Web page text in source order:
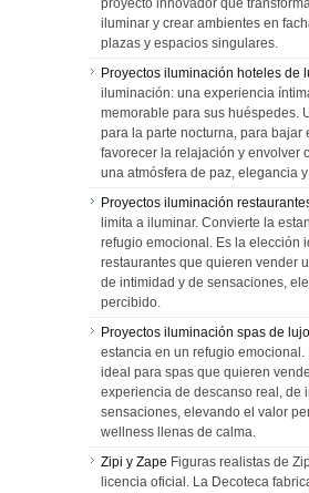
proyecto innovador que
iluminar y crear ambientes en
plazas y espacios singulares.
Proyectos iluminación hoteles de
iluminación: una experiencia
memorable para sus huéspedes.
para la parte nocturna, para bajar
favorecer la relajación y envolver
una atmósfera de paz, elegancia
Proyectos iluminación
limita a iluminar. Convierte la
refugio emocional. Es la elección
restaurantes que quieren vender
de intimidad y de sensaciones,
percibido.
Proyectos iluminación spas de lujo
estancia en un refugio emocional.
ideal para spas que quieren
experiencia de descanso real, de
sensaciones, elevando el valor
wellness llenas de calma.
Zipi y Zape Figuras realistas de
licencia oficial. La Decoteca